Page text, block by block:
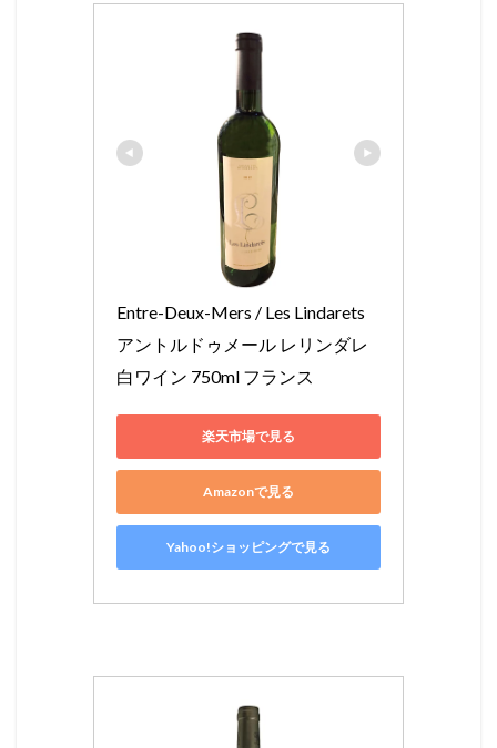
Entre-Deux-Mers / Les Lindarets
アントルドゥメール レリンダレ
白ワイン 750ml フランス
楽天市場で見る
Amazonで見る
Yahoo!ショッピングで見る